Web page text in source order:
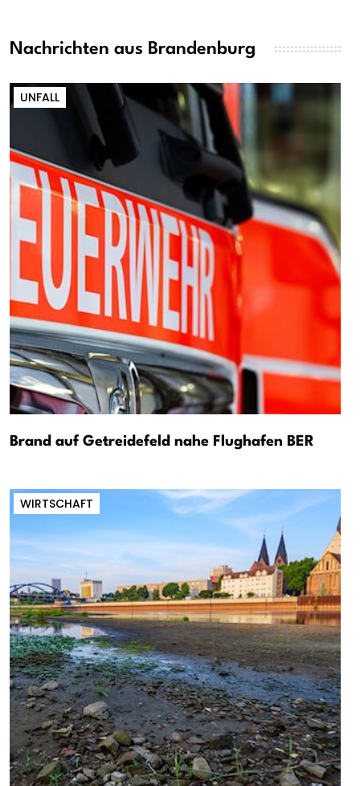
Nachrichten aus Brandenburg
UNFALL
Brand auf Getreidefeld nahe Flughafen BER
WIRTSCHAFT